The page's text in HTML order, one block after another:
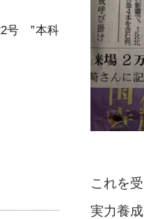
号 ”本科
これを
実力養